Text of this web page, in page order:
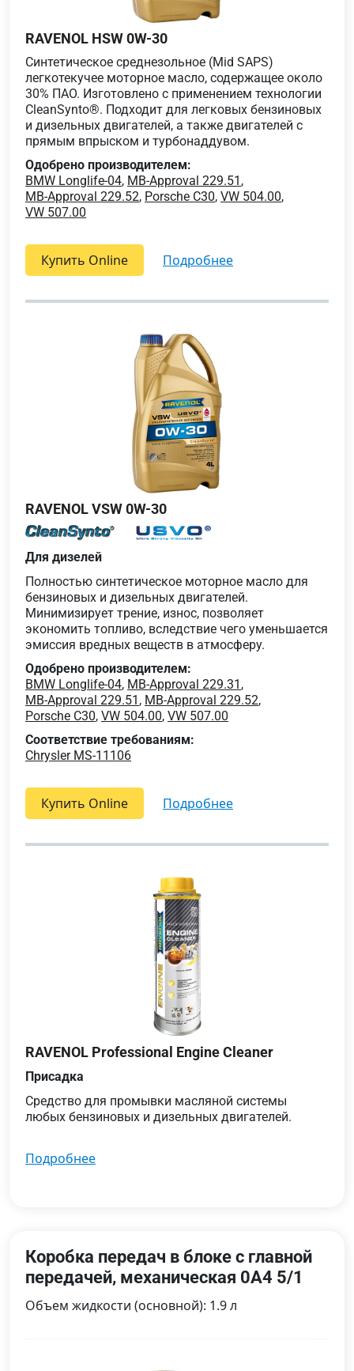
RAVENOL HSW 0W-30
Синтетическое среднезольное (Mid SAPS)
легкотекучее моторное масло, содержащее около
30% ПАО. Изготовлено с применением технологии
CleanSynto®. Подходит для легковых бензиновых
и дизельных двигателей, а также двигателей с
прямым впрыском и турбонаддувом.
Одобрено производителем:
BMW Longlife-04, MB-Approval 229.51 ,
MB-Approval 229.52, Porsche C30, VW 504.00,
VW 507.00
Купить Online подробнее
RAVENOL VSW 0W-30
Для дизелей
Полностью синтетическое моторное масло для
бензиновых и дизельных двигателей.
Минимизирует трение, износ, позволяет
экономить топливо, вследствие чего уменьшается
эмиссия вредных веществ в атмосферу.
Одобрено производителем:
BMW Longlife-04, MB-Approval 229.31 ,
MB-Approval 229.51 , MB-Approval 229.52,
Porsche C30, VW 504.00, VW 507.00
Соответствие требованиям:
Chrysler MS-11106
Купить Online подробнее
RAVENOL Professional Engine Cleaner
Присадка
Средство для промывки масляной системы
любых бензиновых и дизельных двигателей.
подробнее
Коробка передач в блоке с главной
передачей, механическая 0A4 5/1
Объем жидкости (основной): 1.9 л